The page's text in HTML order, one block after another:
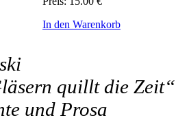
In den Warenkorb
quillt die Zeit“
und Prosa